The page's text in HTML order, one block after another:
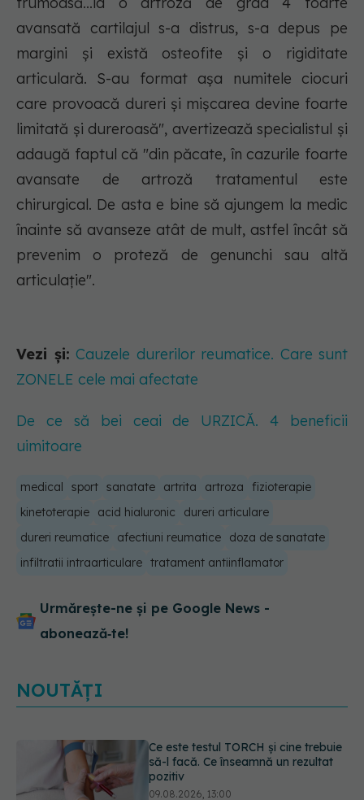
avansată cartilajul s-a distrus, s-a depus pe
margini și există osteofite și o rigiditate
articulară. S-au format așa numitele ciocuri
care provoacă dureri și mișcarea devine foarte
limitată și dureroasă", avertizează specialistul și
adaugă faptul că "din păcate, în cazurile foarte
avansate de artroză tratamentul este
chirurgical. De asta e bine să ajungem la medic
înainte să avanseze atât de mult, astfel încât să
prevenim o proteză de genunchi sau altă
articulație".
Vezi și: Cauzele durerilor reumatice. Care sunt
ZONELE cele mai afectate
De ce să bei ceai de URZICĂ. 4 beneficii
uimitoare
medical sport sanatate artrita artroza
fizioterapie
kinetoterapie
acid hialuronic
dureri articulare
dureri reumatice
afectiuni reumatice
doza de sanatate
infiltratii intraarticulare tratament antiinflamator
Urmărește-ne și pe Google News -
abonează‑te!
NOUTĂȚI
Caz șocant la Cluj. Echipaj de
ambulanță atacat în timpul unei
misiuni în Cluj. Șoferul a ajuns la
operație.